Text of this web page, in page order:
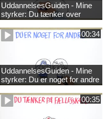
UddannelsesGuiden - Mine
styrker: Du tænker over
tingene
00:34
UddannelsesGuiden - Mine
styrker: Du er noget for andre
00:35